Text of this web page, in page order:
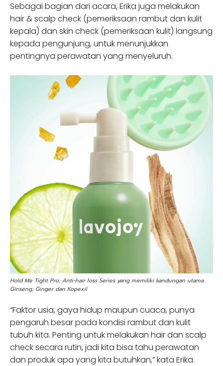
Sebagai bagian dari acara, Erika juga melakukan
hair & scalp check (pemeriksaan rambut dan kulit
kepala) dan skin check (pemeriksaan kulit) langsung
kepada pengunjung, untuk menunjukkan
pentingnya perawatan yang menyeluruh.
Hold Me Tight Pro; Anti-hair loss Series yang memiliki kandungan utama
Ginseng, Ginger dan Kopexil
“Faktor usia, gaya hidup maupun cuaca, punya
pengaruh besar pada kondisi rambut dan kulit
tubuh kita. Penting untuk melakukan hair dan scalp
check secara rutin, jadi kita bisa tahu perawatan
dan produk apa yang kita butuhkan,” kata Erika.